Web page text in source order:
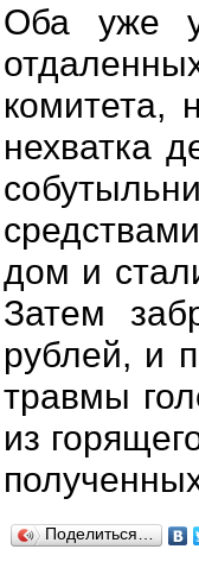
Оба уже
комитета,
нехватка
дом и
Затем
рублей, и
травмы
из
Поделиться…